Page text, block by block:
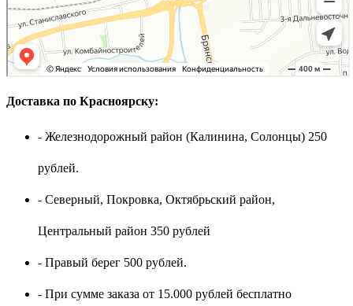
Доставка по Красноярску:
- Железнодорожный район (Калинина, Солонцы) 250
рублей.
- Северный, Покровка, Октябрьский район,
Центральный район 350 рублей
- Правый берег 500 рублей.
- При сумме заказа от 15.000 рублей бесплатно